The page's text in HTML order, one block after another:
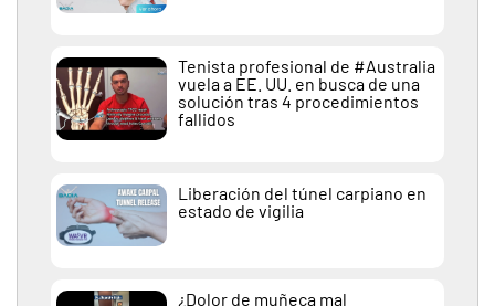
Tenista profesional de #Australia
vuela a EE. UU. en busca de una
solución tras 4 procedimientos
fallidos
Liberación del túnel carpiano en
estado de vigilia
¿Dolor de muñeca mal